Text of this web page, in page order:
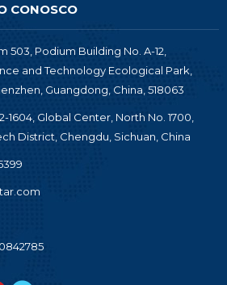
CONOSCO
503, Podium Building No. A-12,
and Technology Ecological Park,
Guangdong, China, 518063
1604, Global Center, North No. 1700,
District, Chengdu, Sichuan, China